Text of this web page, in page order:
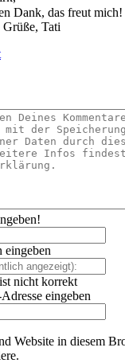
Dank, das freut
Grüße, Tati
eingeben
nicht korrekt
eingeben
Website in diesem